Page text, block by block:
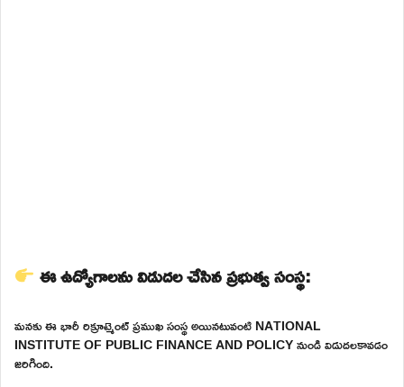
ఈ ఉద్యోగాలను విడుదల చేసిన ప్రభుత్వ సంస్థ:
మనకు ఈ భారీ రిక్రూట్మెంట్ ప్రముఖ సంస్థ అయినటువంటి NATIONAL
INSTITUTE OF PUBLIC FINANCE AND POLICY నుండి విడుదలకావడం
జరిగింది.